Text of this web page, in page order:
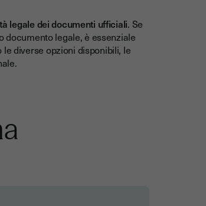
legale dei documenti ufficiali. Se
legale, è essenziale
diverse opzioni disponibili, le